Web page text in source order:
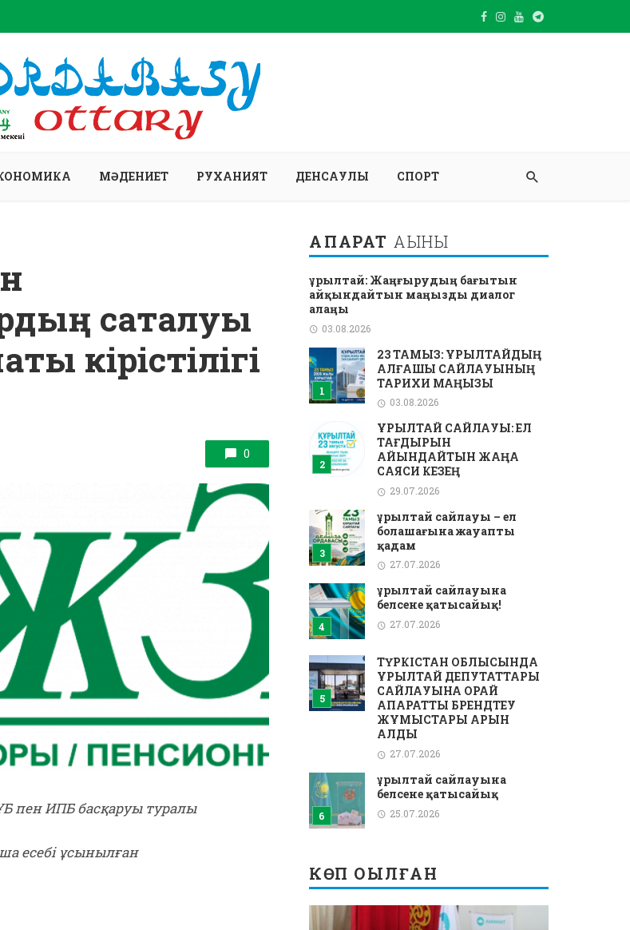
МӘДЕНИЕТ РУХАНИЯТ ДЕНСАУЛЫҚ СПОРТ
сақталуы
кірістілігі
0
пен ИПБ басқаруы туралы
есебі ұсынылған
АҚПАРАТ АҒЫНЫ
Құрылтай: Жаңғырудың бағытын
айқындайтын маңызды диалог
алаңы
03.08.2026
23 ТАМЫЗ: ҚҰРЫЛТАЙДЫҢ
АЛҒАШҚЫ САЙЛАУЫНЫҢ
ТАРИХИ МАҢЫЗЫ
03.08.2026
ҚҰРЫЛТАЙ САЙЛАУЫ: ЕЛ
ТАҒДЫРЫН
АЙҚЫНДАЙТЫН ЖАҢА
САЯСИ КЕЗЕҢ
29.07.2026
Құрылтай сайлауы – ел
болашағына жауапты
қадам
27.07.2026
Құрылтай сайлауына
белсене қатысайық!
27.07.2026
ТҮРКІСТАН ОБЛЫСЫНДА
ҚҰРЫЛТАЙ ДЕПУТАТТАРЫ
САЙЛАУЫНА ОРАЙ
АҚПАРАТТЫҚ БРЕНДТЕУ
ЖҰМЫСТАРЫ ҚАРҚЫН
АЛДЫ
27.07.2026
Құрылтай сайлауына
белсене қатысайық
25.07.2026
КӨП ОҚЫЛҒАН